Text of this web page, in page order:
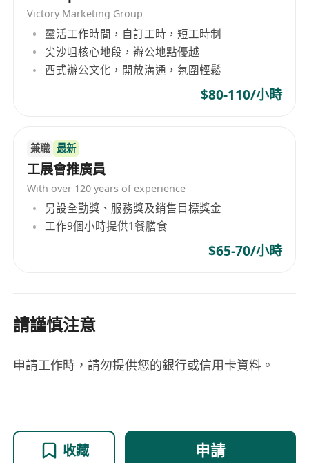
Victory Marketing Group
靈活工作時間，自訂工時，短工時制
尖沙咀核心地段，辦公地點優越
西式辦公文化，開放溝通，氛圍輕鬆
$80-110/小時
兼職 最新
工展會推廣員
With over 120 years of experience
另設全勤獎、服務獎及銷售目標獎金
工作9個小時提供1餐膳食
$65-70/小時
請謹慎注意
申請工作時，請勿提供您的銀行或信用卡資料。
收藏 申請